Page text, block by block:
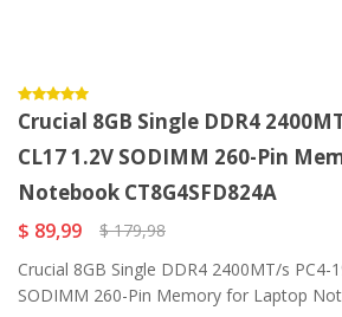
Crucial 8GB Single DDR4
CL17 1.2V SODIMM 260-Pin
Notebook CT8G4SFD824A
$ 89,99
$ 179,98
Crucial 8GB Single DDR4 2400MT/s PC4-
SODIMM 260-Pin Memory for Laptop